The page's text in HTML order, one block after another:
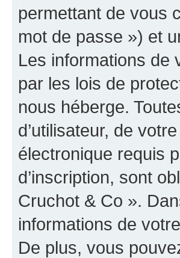
permettant de vous
mot de passe ») et
Les informations de
par les lois de
nous héberge.
d’utilisateur, de
électronique requis
d’inscription, sont
Cruchot & Co ».
informations de
De plus, vous